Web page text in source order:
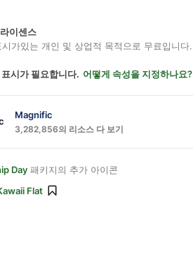
이센스
가있는 개인 및 상업적 목적으로 무료입니다.
시가 필요합니다. 어떻게 속성을 지정하나요?
Magnific
3,282,856의 리소스 다 보기
Day 패키지의 추가 아이콘
Flat